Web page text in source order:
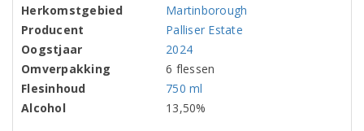
Herkomstgebied
Martinborough
Producent
Palliser Estate
Oogstjaar
2024
Omverpakking
6 flessen
Flesinhoud
750 ml
Alcohol
13,50%